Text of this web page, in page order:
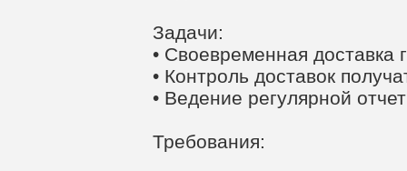
Задачи:
• Своевременная доставка
• Контроль доставок
• Ведение регулярной
Требования: